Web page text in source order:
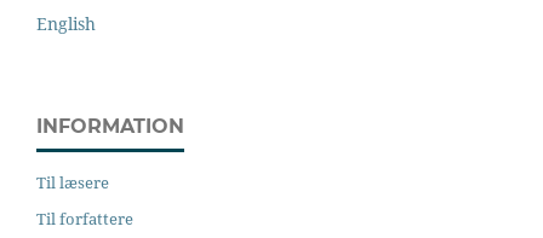
English
INFORMATION
Til læsere
Til forfattere